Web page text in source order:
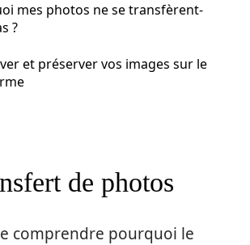
mes photos ne se transfèrent-
?
et préserver vos images sur le
de photos
comprendre pourquoi le